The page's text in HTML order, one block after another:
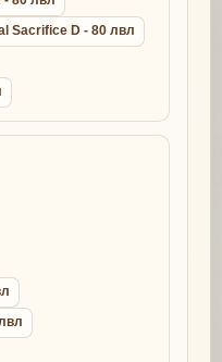
Sacrifice D - 80 лвл